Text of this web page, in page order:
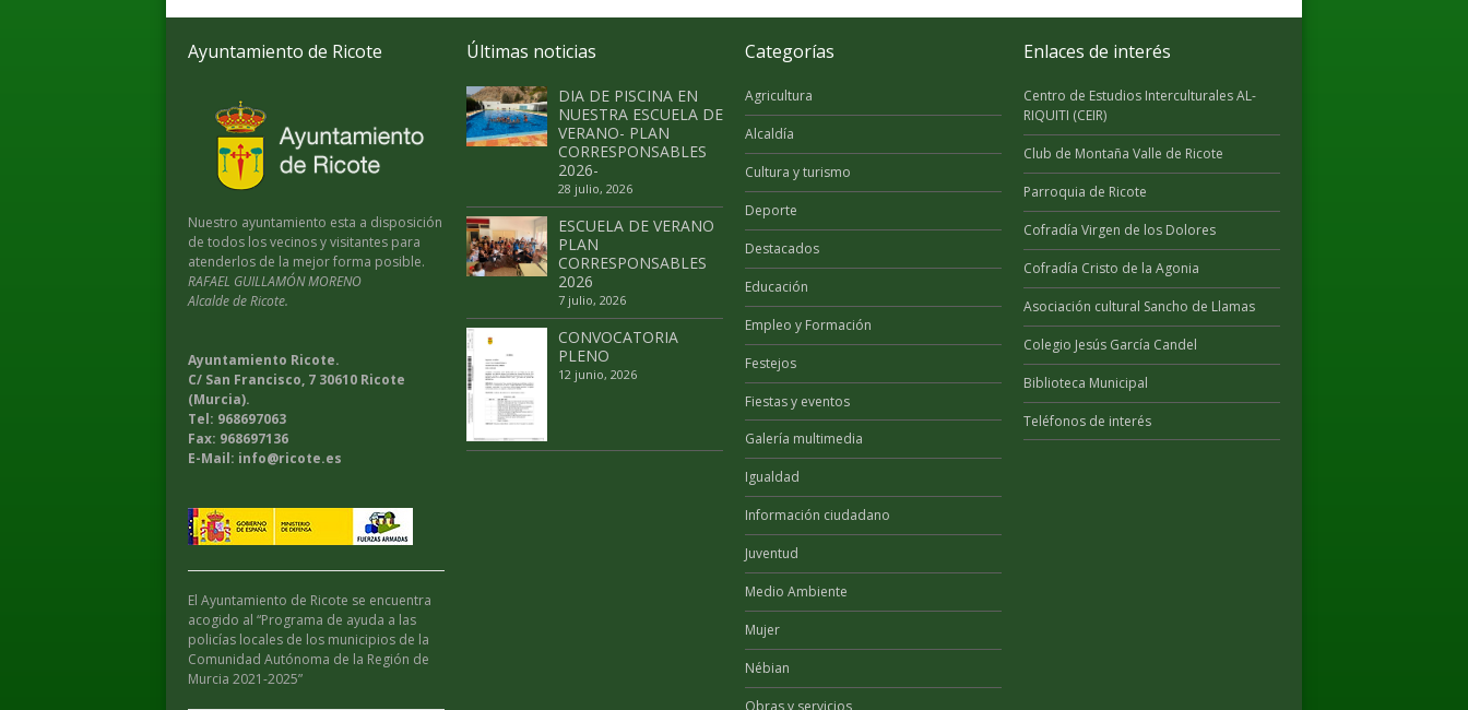
Ayuntamiento de Ricote
Nuestro ayuntamiento esta a disposición
de todos los vecinos y visitantes para
atenderlos de la mejor forma posible.
RAFAEL GUILLAMÓN MORENO
Alcalde de Ricote.
Ayuntamiento Ricote.
C/ San Francisco, 7 30610 Ricote
(Murcia).
Tel: 968697063
Fax: 968697136
E-Mail: info@ricote.es
El Ayuntamiento de Ricote se encuentra
acogido al “Programa de ayuda a las
policías locales de los municipios de la
Comunidad Autónoma de la Región de
Murcia 2021-2025”
Últimas noticias
DIA DE PISCINA EN
NUESTRA ESCUELA DE
VERANO- PLAN
CORRESPONSABLES
2026-
28 julio, 2026
ESCUELA DE VERANO
PLAN
CORRESPONSABLES
2026
7 julio, 2026
CONVOCATORIA
PLENO
12 junio, 2026
Categorías
Agricultura
Alcaldía
Cultura y turismo
Deporte
Destacados
Educación
Empleo y Formación
Festejos
Fiestas y eventos
Galería multimedia
Igualdad
Información ciudadano
Juventud
Medio Ambiente
Mujer
Nébian
Enlaces de interés
Centro de Estudios Interculturales AL-
RIQUITI (CEIR)
Club de Montaña Valle de Ricote
Parroquia de Ricote
Cofradía Virgen de los Dolores
Cofradía Cristo de la Agonia
Asociación cultural Sancho de Llamas
Colegio Jesús García Candel
Biblioteca Municipal
Teléfonos de interés